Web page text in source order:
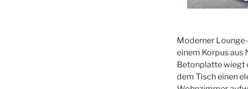
Moderner
einem Korpus aus
Betonplatte wiegt
dem Tisch einen